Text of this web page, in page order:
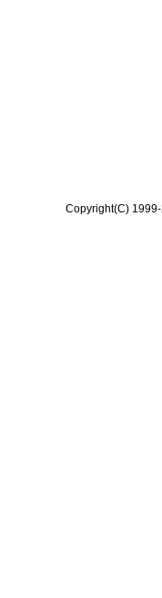
Copyright(C)